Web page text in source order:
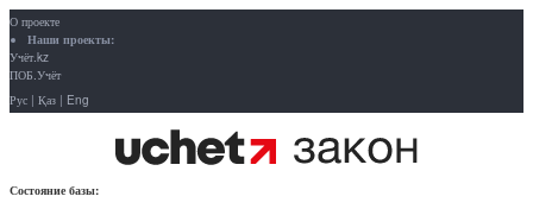
О проекте
Наши проекты:
Учёт.kz
ПОБ.Учёт
Рус | Қаз | Eng
Состояние базы: